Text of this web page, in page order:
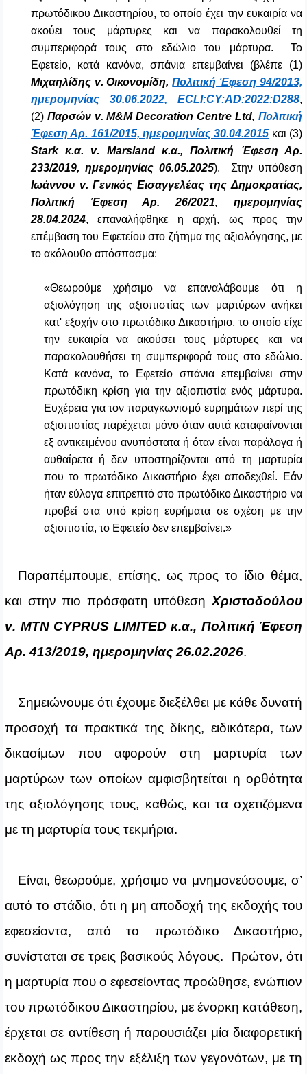
πρωτόδικου Δικαστηρίου, το οποίο έχει την ευκαιρία να
ακούει τους μάρτυρες και να παρακολουθεί τη
συμπεριφορά τους στο εδώλιο του μάρτυρα. Το
Εφετείο, κατά κανόνα, σπάνια επεμβαίνει (βλέπε (1)
Μιχαηλίδης v. Οικονομίδη,Πολιτική Έφεση 94/2013,
ημερομηνίας 30.06.2022, ECLI:CY:AD:2022:D288,
(2) Παρσών v.M&M Decoration Centre Ltd,Πολιτική
Έφεση Αρ. 161/2015, ημερομηνίας 30.04.2015 και (3)
Starkκ.α. v. Marslandκ.α., Πολιτική Έφεση Αρ.
233/2019, ημερομηνίας 06.05.2025). Στην υπόθεση
Ιωάννου v. Γενικός Εισαγγελέας της Δημοκρατίας,
Πολιτική Έφεση Αρ. 26/2021, ημερομηνίας
28.04.2024, επαναλήφθηκε η αρχή, ως προς την
επέμβαση του Εφετείου στο ζήτημα της αξιολόγησης, με
το ακόλουθο απόσπασμα:
«Θεωρούμε χρήσιμο να επαναλάβουμε ότι η
αξιολόγηση της αξιοπιστίας των μαρτύρων ανήκει
κατ' εξοχήν στο πρωτόδικο Δικαστήριο, το οποίο είχε
την ευκαιρία να ακούσει τους μάρτυρες και να
παρακολουθήσει τη συμπεριφορά τους στο εδώλιο.
Κατά κανόνα, το Εφετείο σπάνια επεμβαίνει στην
πρωτόδικη κρίση για την αξιοπιστία ενός μάρτυρα.
Ευχέρεια για τον παραγκωνισμό ευρημάτων περί της
αξιοπιστίας παρέχεται μόνο όταν αυτά καταφαίνονται
εξ αντικειμένου ανυπόστατα ή όταν είναι παράλογα ή
αυθαίρετα ή δεν υποστηρίζονται από τη μαρτυρία
που το πρωτόδικο Δικαστήριο έχει αποδεχθεί. Εάν
ήταν εύλογα επιτρεπτό στο πρωτόδικο Δικαστήριο να
προβεί στα υπό κρίση ευρήματα σε σχέση με την
αξιοπιστία, το Εφετείο δεν επεμβαίνει.»
Παραπέμπουμε, επίσης, ως προς το ίδιο θέμα,
και στην πιο πρόσφατη υπόθεση Χριστοδούλου
v. MTN CYPRUS LIMITEDκ.α., Πολιτική Έφεση
Αρ. 413/2019, ημερομηνίας 26.02.2026.
Σημειώνουμε ότι έχουμε διεξέλθει με κάθε δυνατή
προσοχή τα πρακτικά της δίκης, ειδικότερα, των
δικασίμων που αφορούν στη μαρτυρία των
μαρτύρων των οποίων αμφισβητείται η ορθότητα
της αξιολόγησης τους, καθώς, και τα σχετιζόμενα
με τη μαρτυρία τους τεκμήρια.
Είναι, θεωρούμε, χρήσιμο να μνημονεύσουμε, σ’
αυτό το στάδιο, ότι η μη αποδοχή της εκδοχής του
εφεσείοντα, από το πρωτόδικο Δικαστήριο,
συνίσταται σε τρεις βασικούς λόγους. Πρώτον, ότι
η μαρτυρία που ο εφεσείοντας προώθησε, ενώπιον
του πρωτόδικου Δικαστηρίου, με ένορκη κατάθεση,
έρχεται σε αντίθεση ή παρουσιάζει μία διαφορετική
εκδοχή ως προς την εξέλιξη των γεγονότων, με τη